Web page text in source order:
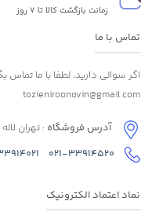
زمانت بازگشت کالا تا 7 روز
تماس با ما
اگر سوالی دارید، لطفا با ما تماس
tozieniroonovin@gmail.com
آدرس فروشگاه : تهران لاله
021-33914520
نماد اعتماد الکترونیک